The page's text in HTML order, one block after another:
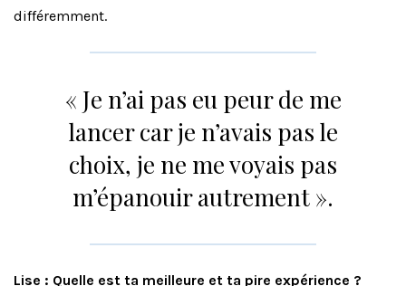
différemment.
« Je n’ai pas eu peur de me
lancer car je n’avais pas le
choix, je ne me voyais pas
m’épanouir autrement ».
Lise : Quelle est ta meilleure et ta pire expérience ?